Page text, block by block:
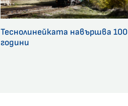
Теснолинейката навършва 100
години